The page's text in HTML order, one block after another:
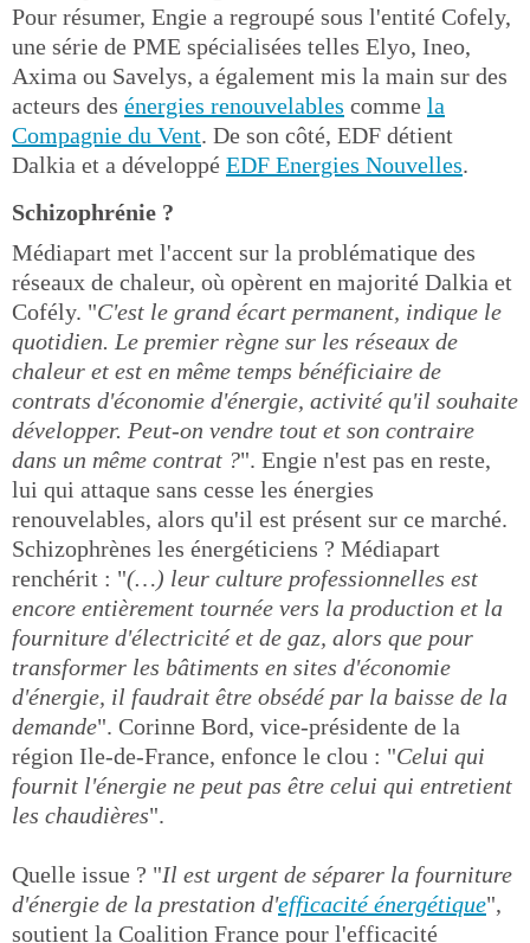
Pour résumer, Engie a regroupé sous l'entité Cofely,
une série de PME spécialisées telles Elyo, Ineo,
Axima ou Savelys, a également mis la main sur des
acteurs des énergies renouvelables comme la
Compagnie du Vent. De son côté, EDF détient
Dalkia et a développé EDF Energies Nouvelles.
Schizophrénie ?
Médiapart met l'accent sur la problématique des
réseaux de chaleur, où opèrent en majorité Dalkia et
Cofély. "C'est le grand écart permanent, indique le
quotidien. Le premier règne sur les réseaux de
chaleur et est en même temps bénéficiaire de
contrats d'économie d'énergie, activité qu'il souhaite
développer. Peut-on vendre tout et son contraire
dans un même contrat ?". Engie n'est pas en reste,
lui qui attaque sans cesse les énergies
renouvelables, alors qu'il est présent sur ce marché.
Schizophrènes les énergéticiens ? Médiapart
renchérit : "(…) leur culture professionnelles est
encore entièrement tournée vers la production et la
fourniture d'électricité et de gaz, alors que pour
transformer les bâtiments en sites d'économie
d'énergie, il faudrait être obsédé par la baisse de la
demande". Corinne Bord, vice-présidente de la
région Ile-de-France, enfonce le clou : "Celui qui
fournit l'énergie ne peut pas être celui qui entretient
les chaudières".
Quelle issue ? "Il est urgent de séparer la fourniture
d'énergie de la prestation d'efficacité énergétique",
soutient la Coalition France pour l'efficacité